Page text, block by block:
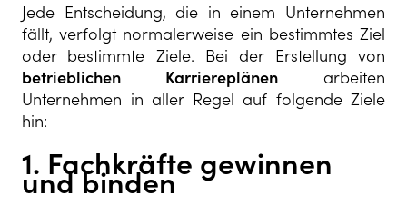
Jede Entscheidung, die in einem Unternehmen
fällt, verfolgt normalerweise ein bestimmtes Ziel
oder bestimmte Ziele. Bei der Erstellung von
betrieblichen Karriereplänen arbeiten
Unternehmen in aller Regel auf folgende Ziele
hin:
1. Fachkräfte gewinnen
und binden